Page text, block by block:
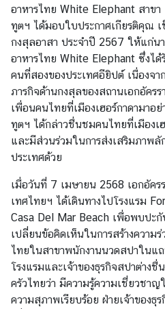
ข่
า
ว
บ
ริ
ก
า
ร
ฝ่
า
ย
ก
ง
สุ
ล
อาหารไทย White Elephant สาขา
ทูตฯ ได้มอบใบประกาศเกียรติคุณ
กงสุลอาสา ประจำปี 2567 ให้แก่นา
อาหารไทย White Elephant ซึ่งได้
คนที่สองของประเทศอียิปต์ เนื่องจ
ภารกิจด้านกงสุลของสถานเอกอัคร
เพื่อนคนไทยที่เมืองเฮอร์กาดามาอ
ทูตฯ ได้กล่าวชื่นชมคนไทยที่เมืองเ
และมีส่วนร่วมในการส่งเสริมภาพ
ประเทศด้วย
เมื่อวันที่ 7 เมษายน 2568 เอกอัคร
เทศไทยฯ ได้เดินทางไปโรงแรม
Casa Del Mar Beach เพื่อพบปะ
เปลี่ยนข้อคิดเห็นในการสร้างความ
ไทยในสาขาพนักงานนวดสปาในแถ
โรงแรมและเจ้าของธุรกิจสปาต่าง
ครัวไทยว่า มีความรู้ความเชี่ยวชา
ความสุภาพเรียบร้อย ฝ่ายเจ้าของธุ